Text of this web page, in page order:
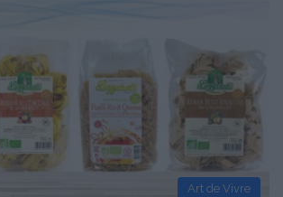
Art de Vivre